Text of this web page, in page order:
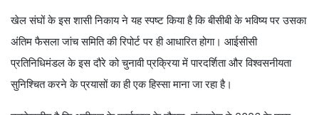
खेल संघों के इस शासी निकाय ने यह स्पष्ट किया है कि बीसीबी के भविष्य पर उसका
अंतिम फैसला जांच समिति की रिपोर्ट पर ही आधारित होगा। आईसीसी
प्रतिनिधिमंडल के इस दौरे को चुनावी प्रक्रिया में पारदर्शिता और विश्वसनीयता
सुनिश्चित करने के प्रयासों का ही एक हिस्सा माना जा रहा है।